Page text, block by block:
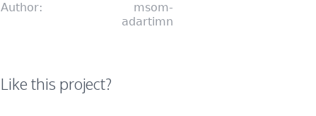
Author:
msom-
adartimn
Like this project?